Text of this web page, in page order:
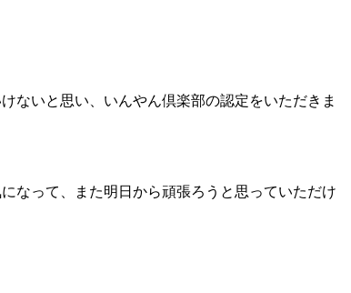
ないと思い、いんやん倶楽部の認定をいただきま
なって、また明日から頑張ろうと思っていただけ